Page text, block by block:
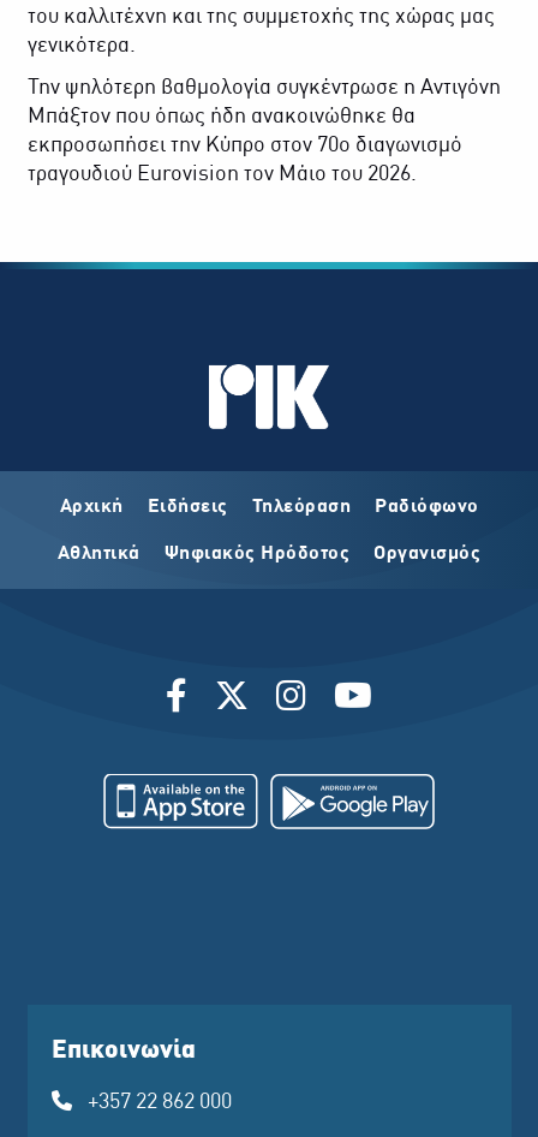
του καλλιτέχνη και της συμμετοχής της χώρας μας
γενικότερα.
Την ψηλότερη βαθμολογία συγκέντρωσε η Αντιγόνη
Μπάξτον που όπως ήδη ανακοινώθηκε θα
εκπροσωπήσει την Κύπρο στον 70ο διαγωνισμό
τραγουδιού Eurovision τον Μάιο του 2026.
Αρχική Ειδήσεις Τηλεόραση Ραδιόφωνο
Αθλητικά Ψηφιακός Ηρόδοτος Οργανισμός
Επικοινωνία
+357 22 862 000